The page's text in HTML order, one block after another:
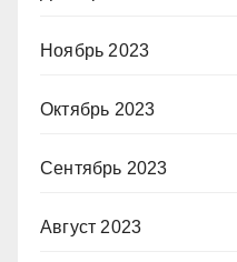
Ноябрь 2023
Октябрь 2023
Сентябрь 2023
Август 2023